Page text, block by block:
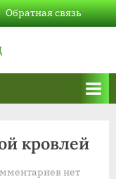
Обратная связь
кровлей
кнет